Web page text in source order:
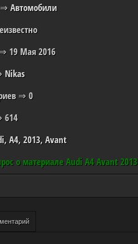
Автомобили
19 Мая 2016
Nikas
⇒ 0
, A4, 2013, Avant
о материале Audi A4 Avant 2013